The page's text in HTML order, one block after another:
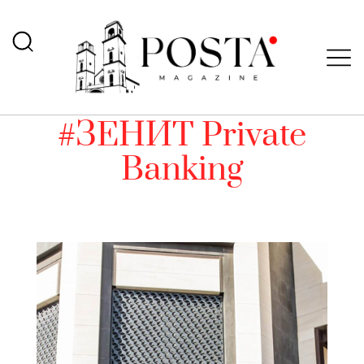
#ЗЕНИТ Private
Banking